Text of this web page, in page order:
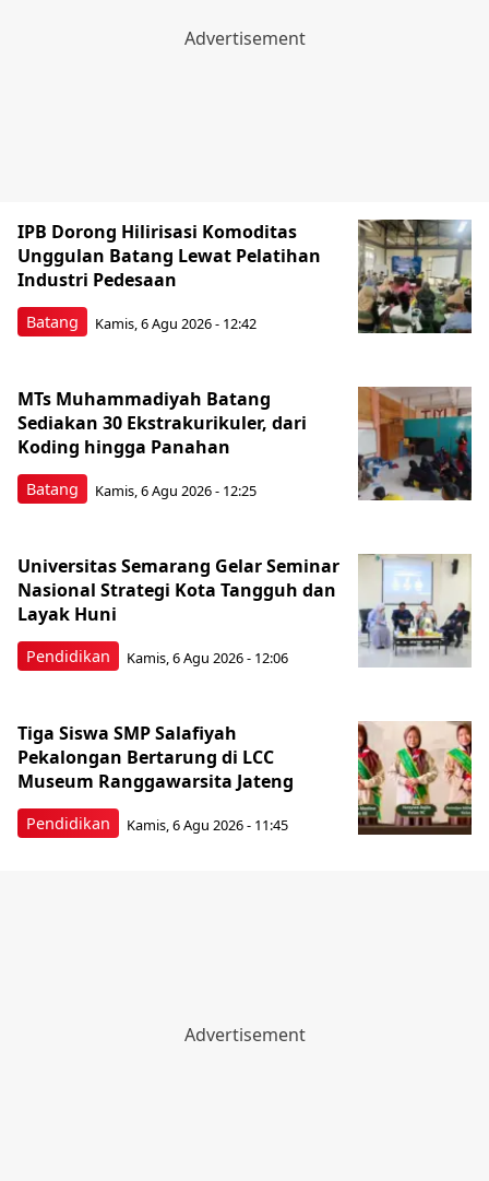
Batang
IPB Dorong Hilirisasi Komoditas
Unggulan Batang Lewat Pelatihan
Industri Pedesaan
Kamis, 6 Agu 2026 - 12:42
Batang
MTs Muhammadiyah Batang
Sediakan 30 Ekstrakurikuler, dari
Koding hingga Panahan
Kamis, 6 Agu 2026 - 12:25
Pendidikan
Universitas Semarang Gelar Seminar
Nasional Strategi Kota Tangguh dan
Layak Huni
Kamis, 6 Agu 2026 - 12:06
Pendidikan
Tiga Siswa SMP Salafiyah
Pekalongan Bertarung di LCC
Museum Ranggawarsita Jateng
Kamis, 6 Agu 2026 - 11:45